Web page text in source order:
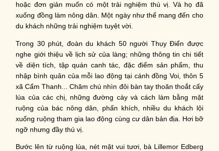
hoặc đơn giản muốn có một trải nghiệm thú vị. Và họ đã
xuống đồng làm nông dân. Một ngày như thế mang đến cho
du khách những trải nghiệm tuyệt vời.
Trong 30 phút, đoàn du khách 50 người Thụy Điển được
nghe giới thiệu về lịch sử của làng; những thông tin chi tiết
về diện tích, tập quán canh tác, đặc điểm sản phẩm, thu
nhập bình quân của mỗi lao động tại cánh đồng Voi, thôn 5
xã Cẩm Thanh... Chăm chú nhìn đôi bàn tay thoăn thoắt cấy
lúa của các chị, những đường cày và cách làm bằng mặt
ruộng của bác nông dân, phấn khích, nhiều du khách lội
xuống ruộng tham gia lao động cùng cư dân bản địa. Hơi bỡ
ngỡ nhưng đầy thú vị.
Bước lên từ ruộng lúa, nét mặt vui tươi, bà Lillemor Edberg